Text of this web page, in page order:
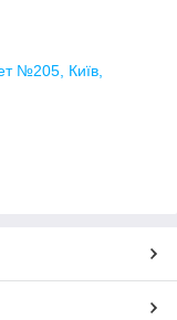
№205, Київ,